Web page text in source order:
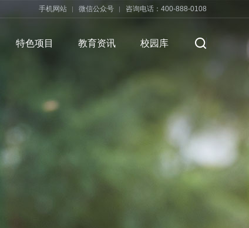
手机网站 微信公众号 咨询电话：400-888-0108
特色项目 教育资讯 校园库